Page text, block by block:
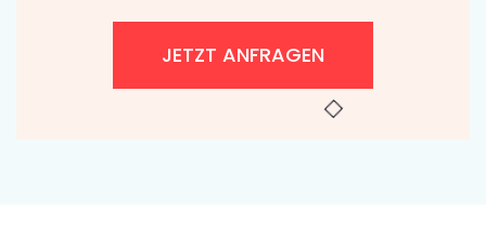
JETZT ANFRAGEN